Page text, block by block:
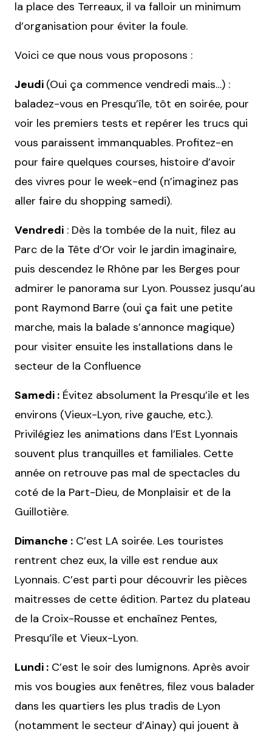
la place des Terreaux, il va falloir un minimum
d’organisation pour éviter la foule.
Voici ce que nous vous proposons :
Jeudi (Oui ça commence vendredi mais…) :
baladez-vous en Presqu’île, tôt en soirée, pour
voir les premiers tests et repérer les trucs qui
vous paraissent immanquables. Profitez-en
pour faire quelques courses, histoire d’avoir
des vivres pour le week-end (n’imaginez pas
aller faire du shopping samedi).
Vendredi : Dès la tombée de la nuit, filez au
Parc de la Tête d’Or voir le jardin imaginaire,
puis descendez le Rhône par les Berges pour
admirer le panorama sur Lyon. Poussez jusqu’au
pont Raymond Barre (oui ça fait une petite
marche, mais la balade s’annonce magique)
pour visiter ensuite les installations dans le
secteur de la Confluence
Samedi : Évitez absolument la Presqu’ile et les
environs (Vieux-Lyon, rive gauche, etc.).
Privilégiez les animations dans l’Est Lyonnais
souvent plus tranquilles et familiales. Cette
année on retrouve pas mal de spectacles du
coté de la Part-Dieu, de Monplaisir et de la
Guillotière.
Dimanche : C’est LA soirée. Les touristes
rentrent chez eux, la ville est rendue aux
Lyonnais. C’est parti pour découvrir les pièces
maitresses de cette édition. Partez du plateau
de la Croix-Rousse et enchaînez Pentes,
Presqu’île et Vieux-Lyon.
Lundi : C’est le soir des lumignons. Après avoir
mis vos bougies aux fenêtres, filez vous balader
dans les quartiers les plus tradis de Lyon
(notamment le secteur d’Ainay) qui jouent à